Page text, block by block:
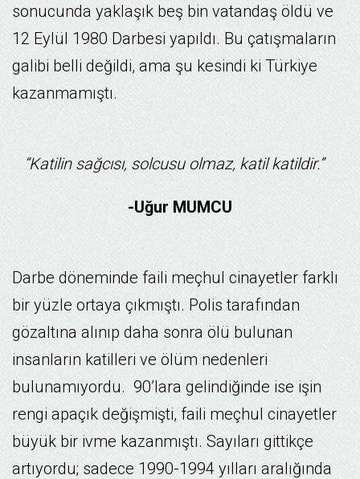
sonucunda yaklaşık beş bin vatandaş öldü ve
12 Eylül 1980 Darbesi yapıldı. Bu çatışmaların
galibi belli değildi, ama şu kesindi ki Türkiye
kazanmamıştı.
“Katilin sağcısı, solcusu olmaz, katil katildir.”
-Uğur MUMCU
Darbe döneminde faili meçhul cinayetler farklı
bir yüzle ortaya çıkmıştı. Polis tarafından
gözaltına alınıp daha sonra ölü bulunan
insanların katilleri ve ölüm nedenleri
bulunamıyordu. 90’lara gelindiğinde ise işin
rengi apaçık değişmişti, faili meçhul cinayetler
büyük bir ivme kazanmıştı. Sayıları gittikçe
artıyordu; sadece 1990-1994 yılları aralığında